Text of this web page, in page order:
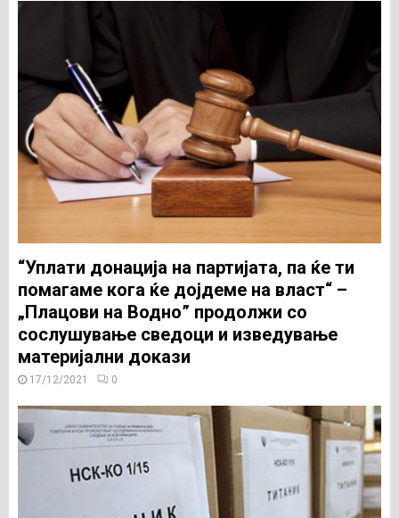
“Уплати донација на партијата, па ќе ти
помагаме кога ќе дојдеме на власт“ –
„Плацови на Водно” продолжи со
сослушување сведоци и изведување
материјални докази
17/12/2021 0